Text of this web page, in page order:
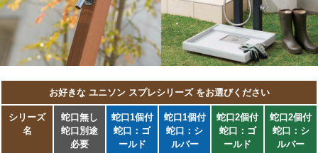
プリンクル・フォレット・モ・エット・モ・エ
ット ミニ・モ・エットL・レヴウッドタイプ・
シュペリ・モゼック・フォギータイプA・補助
蛇口仕様・かぐや・芦野石タイプ・不凍水栓ユ
ニット・サナンド・レトロブリックタイプ・不
ミニタイプ・シュペリパン・モゼックパン・ス
テラパン・ラウンドパン・シンプルパン・ステ
ンレスボール・ステンレスパン・プレートパ
ン・クラシコパン・オーバルパン・スクエアパ
ン・フラットパン・信楽焼・千段手洗鉢・金彩
手洗鉢・越前焼・国成窯手洗鉢・利休信楽・利